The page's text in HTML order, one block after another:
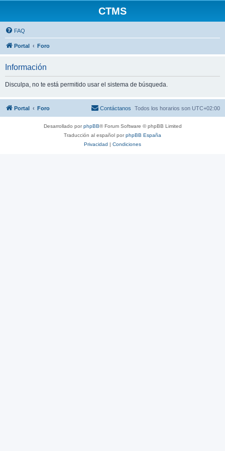
CTMS
FAQ
Portal Foro
Información
Disculpa, no te está permitido usar el sistema de búsqueda.
Portal Foro Todos los horarios son UTC+02:00
Contáctanos
Desarrollado porphpBB® Forum Software © phpBB Limited
Traducción al español porphpBB España
Privacidad | Condiciones